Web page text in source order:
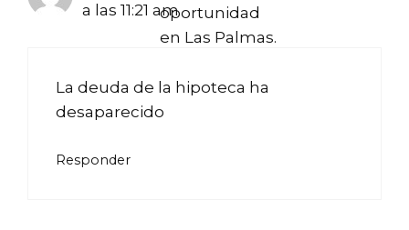
oportunidad
en Las Palmas.
a las 11:21 am
La deuda de la hipoteca ha
desaparecido
Responder